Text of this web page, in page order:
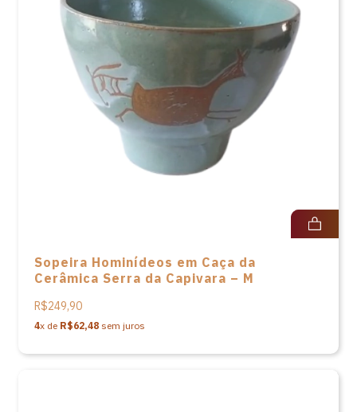
Sopeira Hominídeos em Caça da
Cerâmica Serra da Capivara – M
R$249,90
4x de R$62,48 sem juros